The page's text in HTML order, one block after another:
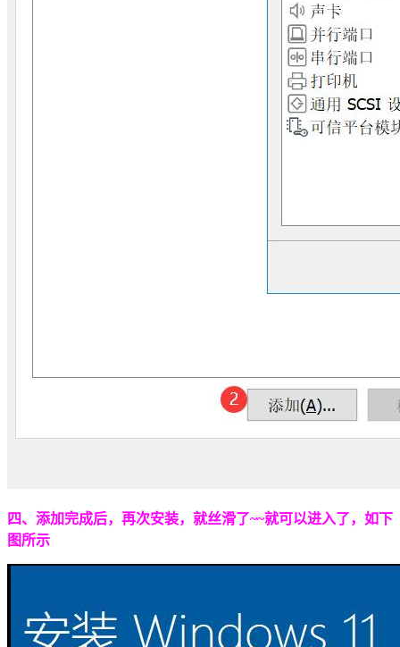
四、添加完成后，再次安装，就丝滑了~~就可以进入了，如下
图所示